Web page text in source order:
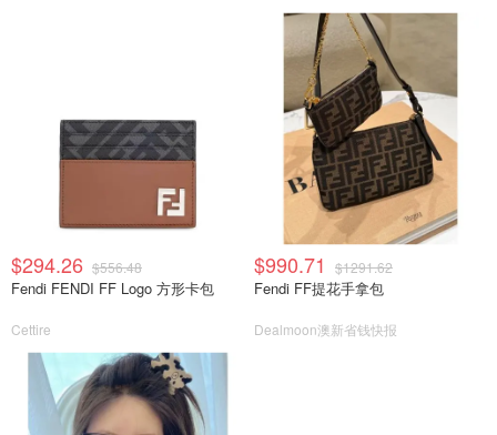
$294.26 $556.48
Fendi FENDI FF Logo 方形卡包
Cettire
$990.71 $1291.62
Fendi FF提花手拿包
Dealmoon澳新省钱快报